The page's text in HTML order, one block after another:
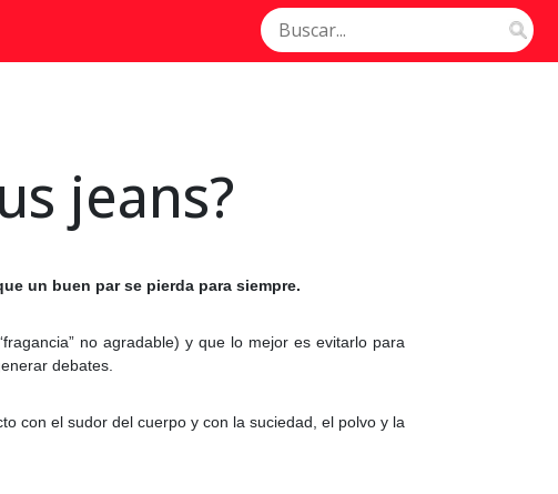
jeans?
un buen par se pierda para siempre.
no agradable) y que lo mejor es evitarlo para
debates.
con el sudor del cuerpo y con la suciedad, el polvo y la